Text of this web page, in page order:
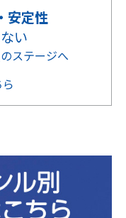
安定性
い
ステージへ